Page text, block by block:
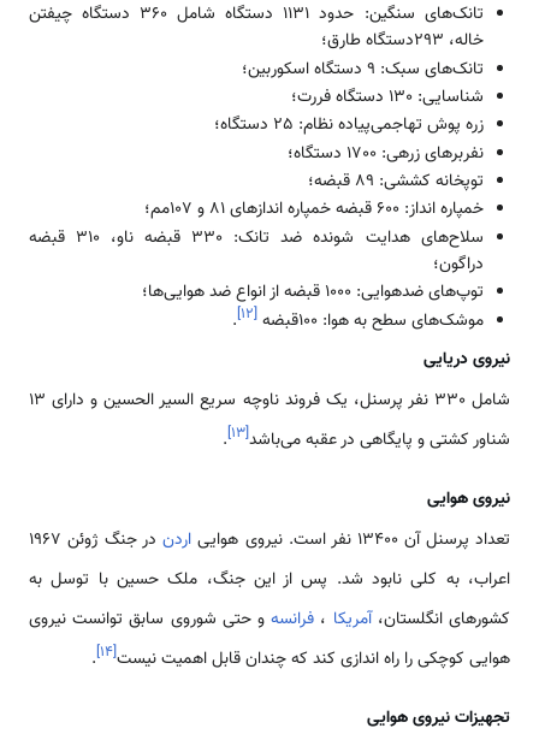
تانک‌های سنگین: حدود 1131 دستگاه شامل 360 دستگاه چیفتن
خاله، 293دستگاه طارق؛
تانک‌های سبک: 9 دستگاه اسکوربین؛
شناسایی: 130 دستگاه فررت؛
زره پوش تهاجمی‌پیاده نظام: 25 دستگاه؛
نفربرهای زرهی: 1700 دستگاه؛
توپخانه کششی: 89 قبضه؛
خمپاره انداز: 600 قبضه خمپاره اندازهای 81 و 107مم؛
سلاح‌های هدایت شونده ضد تانک: 330 قبضه ناو، 310 قبضه
دراگون؛
توپ‌های ضدهوایی: 1000 قبضه از انواع ضد هوایی‌ها؛
موشک‌های سطح به هوا: 100قبضه ‌
[۱۲]
.
نیروی دریایی
شامل 330 نفر پرسنل، یک فروند ناوچه سریع السیر الحسین و دارای 13
شناور کشتی و پایگاهی در عقبه می‌باشد[۱۳]
.
نیروی هوایی
تعداد پرسنل آن 13400 نفر است. نیروی هوایی
اردن
در جنگ ژوئن 1967
اعراب، به کلی نابود شد. پس از این جنگ، ملک حسین با توسل به
کشورهای انگلستان،آمریکا ، فرانسهو حتی شوروی سابق توانست نیروی
هوایی کوچکی را راه اندازی کند که چندان قابل اهمیت نیست[۱۴]
.
تجهیزات نیروی هوایی